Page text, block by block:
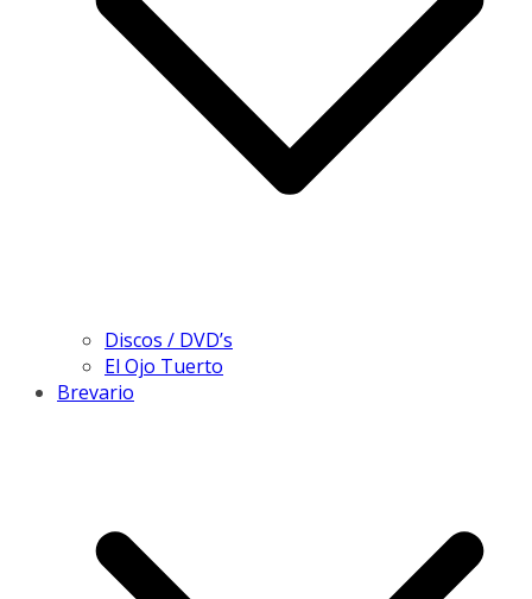
Discos / DVD’s
El Ojo Tuerto
Brevario